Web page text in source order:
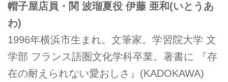
帽子屋店員・関 波瑠夏役 伊藤 亜和(いとうあ
わ)
1996年横浜市生まれ。文筆家。学習院大学 文
学部 フランス語圏文化学科卒業。著書に 『存
在の耐えられない愛おしさ』(KADOKAWA)